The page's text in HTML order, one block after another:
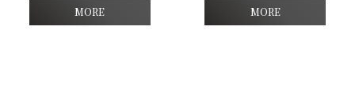
MORE MORE